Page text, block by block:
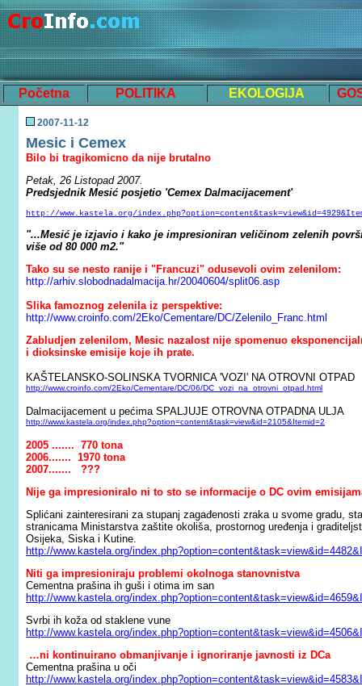
Početna POLITIKA EKOLOGIJA
2007-11-12
Mesic i Cemex
Bilo bi tragikomicno da nije brutalno
Petak, 26 Listopad 2007.
Predsjednik Mesić posjetio 'Cemex Dalmacijacement'
http://www.kastela.org/
"...Mesić je izjavio i kako je impresioniran veličinom zelenih
više od 80 000 m2."
Tako su se nesto ranije i "Francuzi" odusevoli ovim zelenilom:
http://arhiv.slobodnadalmacija.hr/20040604/split06.asp
Slika famoznog zelenila iz perspektive:
http://www.croinfo.com/2Eko/Cementare/DC/Zelenilo_Franc.html
Zabludjen zelenilom, Mesic nazalost nije spomenuo
i dioksinske emisije koje ih prate.
KAŠTELANSKO-SOLINSKA TVORNICA 'VOZI' NA OTROVNI OTPAD
http://www.croinfo.com/2Eko/Cementare/DC/06/DC_vozi_na_otrovni_otpad.html
Dalmacijacement u pećima SPALJUJE OTROVNA OTPADNA ULJA
http://www.kastela.org/index.php?option=content&task=view&id=2105&Itemid=2
2005 ....... 770 tona
2006....... 1970 tona
2007....... ???
Nije ga impresioniralo ni to sto se informacije o DC ovim
Splićani zainteresirani za stupanj zagađenosti zraka u svome gradu,
stranicama Ministarstva zaštite okoliša, prostornog uređenja i
Osijeka, Siska i Kutine.
http://www.kastela.org/
Niti ga impresioniraju problemi okolnoga stanovnistva
Cementna prašina ih guši i otima im san
http://www.kastela.org/
Svrbi ih koža od staklene vune
http://www.kastela.org/
…ni kontinuirano obmanjivanje i ignoriranje javnosti iz DCa
Cementna prašina u oči
http://www.kastela.org/